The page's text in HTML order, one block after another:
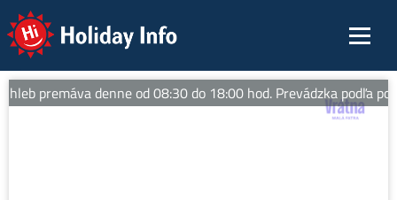
Holiday Info
premáva denne od 08:30 do 18:00 hod. Prevádzka podľa